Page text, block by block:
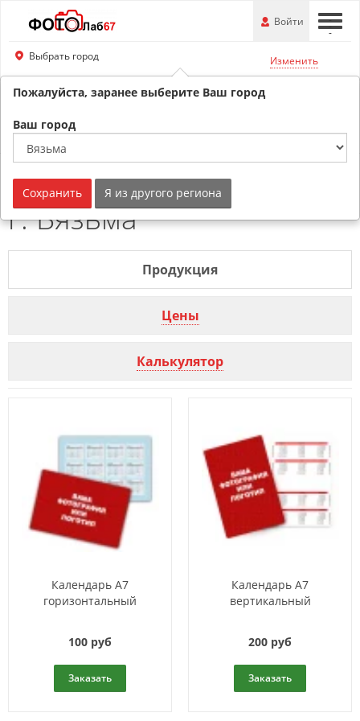
Перейти
основной
информации
---
Войти
Выбрать город Изменить
Обратный звонок
Календарь карманный
г. Вязьма
Продукция
Цены
Калькулятор
Календарь A7
горизонтальный
100 руб
Заказать
Календарь A7
вертикальный
200 руб
Заказать
Пожалуйста, заранее выберите Ваш город
Ваш город
Сохранить Я из другого региона